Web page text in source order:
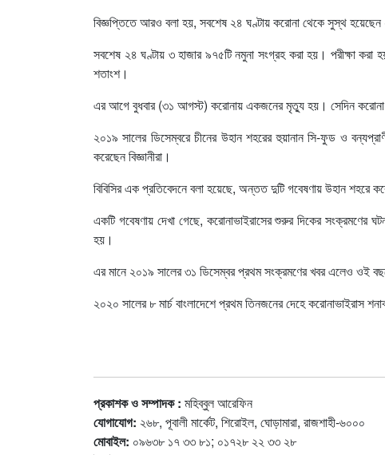
বিজ্ঞপ্তিতে আরও বলা হয়, সবশেষ ২৪ ঘণ্টায় করোনা থেকে সুস্থ
সবশেষ ২৪ ঘণ্টায় ৩ হাজার ৯৭৫টি নমুনা সংগ্রহ করা হয়। পরীক্ষা
শতাংশ।
এর আগে বুধবার (৩১ আগস্ট) করোনায় একজনের মৃত্যু হয়। সেদিন
২০১৯ সালের ডিসেম্বরে চীনের উহান শহরের হুয়ানান সি-ফুড ও
করেছেন বিজ্ঞানীরা।
বিবিসির এক প্রতিবেদনে বলা হয়েছে, অন্তত দুটি গবেষণায় উহান
একটি গবেষণায় দেখা গেছে, করোনাভাইরাসের শুরুর দিকের সংক্রমণের
হয়।
এর মানে ২০১৯ সালের ৩১ ডিসেম্বর প্রথম সংক্রমণের খবর এলেও ওই
২০২০ সালের ৮ মার্চ বাংলাদেশে প্রথম তিনজনের দেহে
প্রকাশক ও সম্পাদক : মহিব্বুল আরেফিন
যোগাযোগ: ২৬৮, পূবালী মার্কেট, শিরোইল, ঘোড়ামারা, রাজশাহী-৬০০০
মোবাইল: ০৯৬৩৮ ১৭ ৩৩ ৮১; ০১৭২৮ ২২ ৩৩ ২৮